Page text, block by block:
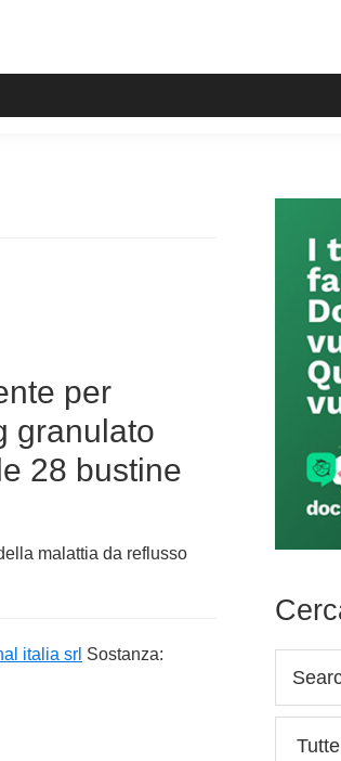
per
granulato
28 bustine
malattia da reflusso
italia srl Sostanza: